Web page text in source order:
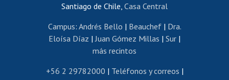
Certificado de renta honorarios
Editar páginas blancas
Extranjeras/os
Revalidación y reconocimiento de títulos
Santiago de Chile, Casa Central
Campus: Andrés Bello | Beauchef| Dra.
Eloísa Díaz |Juan Gómez Millas | Sur |
más recintos
+56 2 29782000 | Teléfonos y correos |